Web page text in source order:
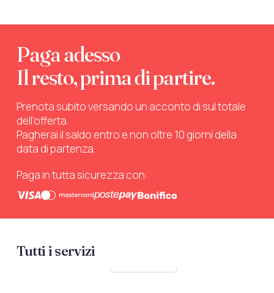
Paga adesso
Il resto, prima di partire.
Prenota subito versando un acconto di sul totale
dell’offerta.
Pagherai il saldo entro e non oltre 10 giorni della
data di partenza.
Paga in tutta sicurezza con:
Tutti i servizi